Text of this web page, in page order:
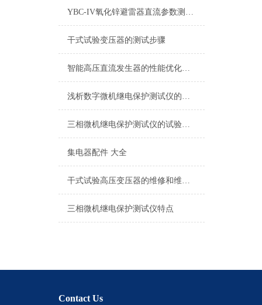
YBC-IV氧化锌避雷器直流参数测试仪讲解
干式试验变压器的测试步骤
智能高压直流发生器的性能优化与应用
浅析数字微机继电保护测试仪的工作原理
三相微机继电保护测试仪的试验操作
集电器配件 大全
干式试验高压变压器的维修和维护工作以及选购标准
三相微机继电保护测试仪特点
Contact Us